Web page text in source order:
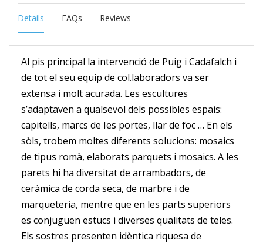
Details FAQs Reviews
Al pis principal la intervenció de Puig i Cadafalch i
de tot el seu equip de col.laboradors va ser
extensa i molt acurada. Les escultures
s’adaptaven a qualsevol dels possibles espais:
capitells, marcs de Ies portes, llar de foc … En els
sòls, trobem moltes diferents solucions: mosaics
de tipus romà, elaborats parquets i mosaics. A les
parets hi ha diversitat de arrambadors, de
ceràmica de corda seca, de marbre i de
marqueteria, mentre que en les parts superiors
es conjuguen estucs i diverses qualitats de teles.
Els sostres presenten idèntica riquesa de